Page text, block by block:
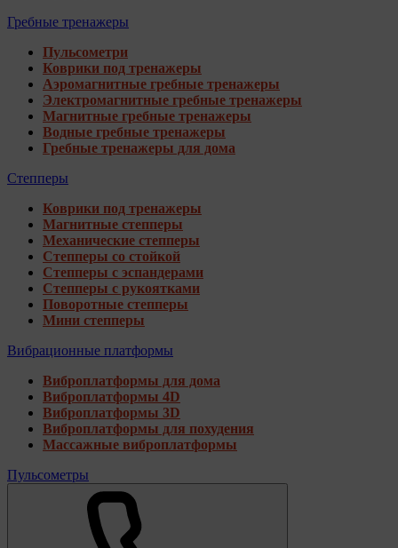
Гребные тренажеры
Пульсометри
Коврики под тренажеры
Аэромагнитные гребные тренажеры
Электромагнитные гребные тренажеры
Магнитные гребные тренажеры
Водные гребные тренажеры
Гребные тренажеры для дома
Степперы
Коврики под тренажеры
Магнитные степперы
Механические степперы
Степперы со стойкой
Степперы с эспандерами
Степперы с рукоятками
Поворотные степперы
Мини степперы
Вибрационные платформы
Виброплатформы для дома
Виброплатформы 4D
Виброплатформы 3D
Виброплатформы для похудения
Массажные виброплатформы
Пульсометры